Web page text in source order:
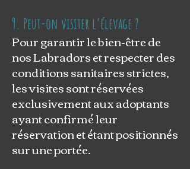
9. Peut-on visiter l’élevage ?
Pour garantir le bien-être de
nos Labradors et respecter des
conditions sanitaires strictes,
les visites sont réservées
exclusivement aux adoptants
ayant confirmé leur
réservation et étant positionnés
sur une portée.